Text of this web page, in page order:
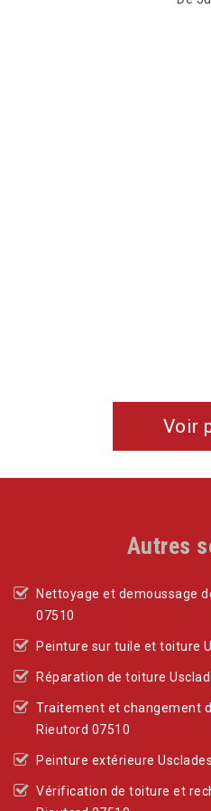
Voir
Autres
Nettoyage et demoussage
07510
Peinture sur tuile et toiture
Réparation de toiture
Traitement et changement
Rieutord 07510
Peinture extérieure
Vérification de toiture et